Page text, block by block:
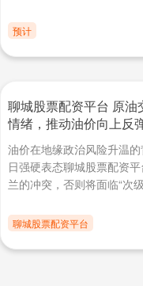
预计
聊城股票配资平台 原
情绪，推动油价向上反
油价在地缘政治风险升温
日强硬表态聊城股票配资
兰的冲突，否则将面临“次
聊城股票配资平台